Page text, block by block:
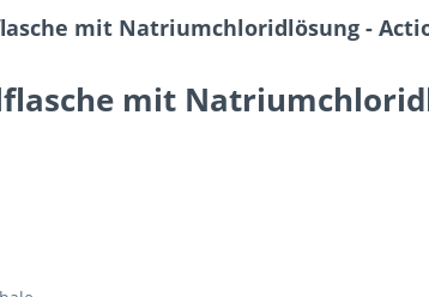
mit Natriumchloridlösung -
mit